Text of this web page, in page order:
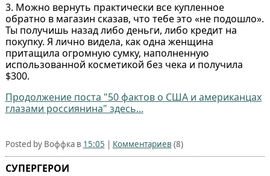
3. Можно вернуть практически все купленное
обратно в магазин сказав, что тебе это «не подошло».
Ты получишь назад либо деньги, либо кредит на
покупку. Я лично видела, как одна женщина
притащила огромную сумку, наполненную
использованной косметикой без чека и получила
$300.
Продолжение поста "50 фактов о США и американцах
глазами россиянина" здесь...
Posted by Воффка в 15:05 | Комментариев (8)
СУПЕРГЕРОИ